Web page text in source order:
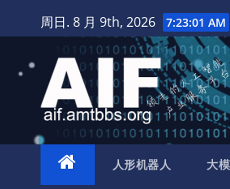
至
周日. 8 月 9th, 2026 7:23:02 AM
人形机器人 大